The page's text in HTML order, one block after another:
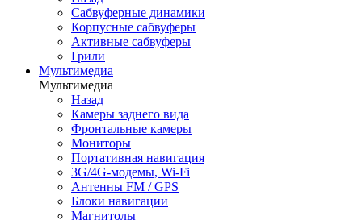
Сабвуферные динамики
Корпусные сабвуферы
Активные сабвуферы
Грили
Мультимедиа
Мультимедиа
Назад
Камеры заднего вида
Фронтальные камеры
Мониторы
Портативная навигация
3G/4G-модемы, Wi-Fi
Антенны FM / GPS
Блоки навигации
Магнитолы